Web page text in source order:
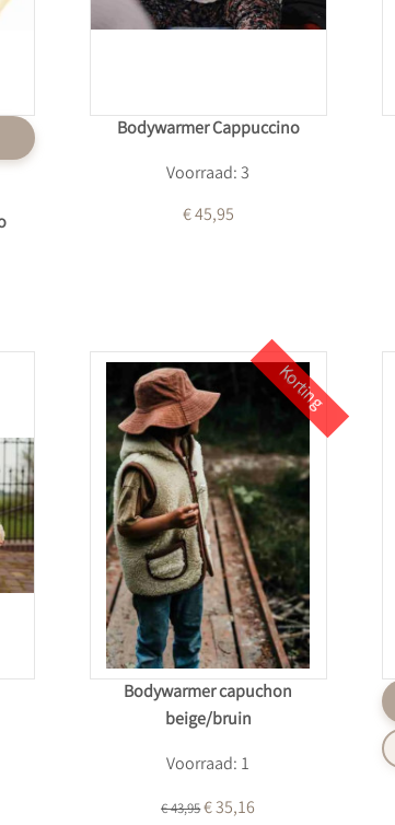
Bodywarmer Cappuccino
Voorraad: 3
€ 45,95
Korting
Bodywarmer capuchon
beige/bruin
Voorraad: 1
€ 43,95€ 35,16